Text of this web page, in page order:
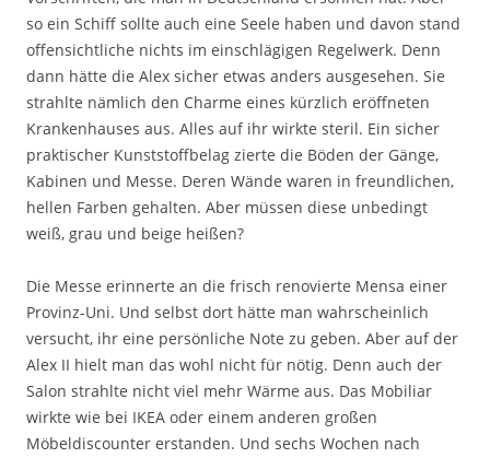
so ein Schiff sollte auch eine Seele haben und davon stand
offensichtliche nichts im einschlägigen Regelwerk. Denn
dann hätte die Alex sicher etwas anders ausgesehen. Sie
strahlte nämlich den Charme eines kürzlich eröffneten
Krankenhauses aus. Alles auf ihr wirkte steril. Ein sicher
praktischer Kunststoffbelag zierte die Böden der Gänge,
Kabinen und Messe. Deren Wände waren in freundlichen,
hellen Farben gehalten. Aber müssen diese unbedingt
weiß, grau und beige heißen?
Die Messe erinnerte an die frisch renovierte Mensa einer
Provinz-Uni. Und selbst dort hätte man wahrscheinlich
versucht, ihr eine persönliche Note zu geben. Aber auf der
Alex II hielt man das wohl nicht für nötig. Denn auch der
Salon strahlte nicht viel mehr Wärme aus. Das Mobiliar
wirkte wie bei IKEA oder einem anderen großen
Möbeldiscounter erstanden. Und sechs Wochen nach